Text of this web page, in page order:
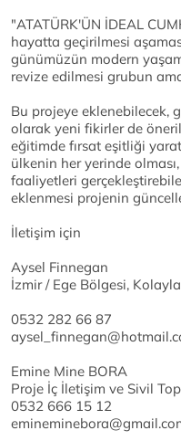
"ATATÜRK'ÜN İDEAL
hayatta geçirilmesi
günümüzün modern
revize edilmesi grubun
Bu projeye eklenebilecek,
olarak yeni fikirler de
eğitimde fırsat eşitliği
ülkenin her yerinde
faaliyetleri
eklenmesi projenin
İletişim için
Aysel Finnegan
İzmir / Ege Bölgesi,
0532 282 66 87
Emine Mine BORA
Proje İç İletişim ve Sivil
0532 666 15 12